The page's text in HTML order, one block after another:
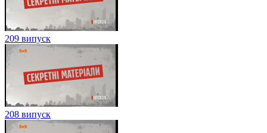
209 випуск
208 випуск